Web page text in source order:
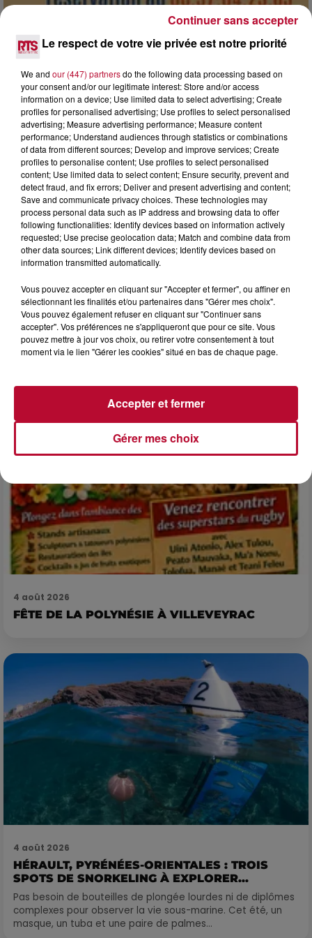
7 août 2026
DINER CONCERT À LA MJC DE MARSEILLAN
6 août 2026
NÎMES : « LE RÊVE DU GLADIATEUR » INVESTIT
LES ARÈNES CES 3...
Après un franc succès l'été dernier, le spectacle « Le Rêve
du gladiateur » revient illuminer l'amphithéâtre romain les 6,
4 août 2026
FÊTE DE LA POLYNÉSIE À VILLEVEYRAC
4 août 2026
HÉRAULT, PYRÉNÉES-ORIENTALES : TROIS
SPOTS DE SNORKELING À EXPLORER...
Pas besoin de bouteilles de plongée lourdes ni de diplômes
complexes pour observer la vie sous-marine. Cet été, un
masque, un tuba et une paire de palmes...
Le respect de votre vie privée est notre priorité
We and our (447) partnersdo the following data processing based on
your consent and/or our legitimate interest: Store and/or access
information on a device; Use limited data to select advertising; Create
profiles for personalised advertising; Use profiles to select personalised
advertising; Measure advertising performance; Measure content
performance; Understand audiences through statistics or combinations
of data from different sources; Develop and improve services; Create
profiles to personalise content; Use profiles to select personalised
content; Use limited data to select content; Ensure security, prevent and
detect fraud, and fix errors; Deliver and present advertising and content;
Save and communicate privacy choices. These technologies may
process personal data such as IP address and browsing data to offer
following functionalities: Identify devices based on information actively
requested; Use precise geolocation data; Match and combine data from
other data sources; Link different devices; Identify devices based on
information transmitted automatically.
Vous pouvez accepter en cliquant sur "Accepter et fermer", ou affiner en
sélectionnant les finalités et/ou partenaires dans "Gérer mes choix".
Vous pouvez également refuser en cliquant sur "Continuer sans
accepter". Vos préférences ne s'appliqueront que pour ce site. Vous
pouvez mettre à jour vos choix, ou retirer votre consentement à tout
moment via le lien "Gérer les cookies" situé en bas de chaque page.
Gérer mes choix
Accepter et fermer
Continuer sans accepter